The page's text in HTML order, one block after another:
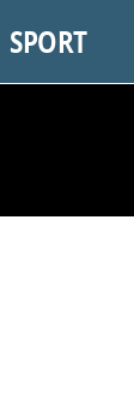
SPORT